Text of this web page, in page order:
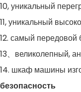
10, уникальный
11, уникальный
12. самый передовой
13、великолепный,
14. шкаф машины
безопасность